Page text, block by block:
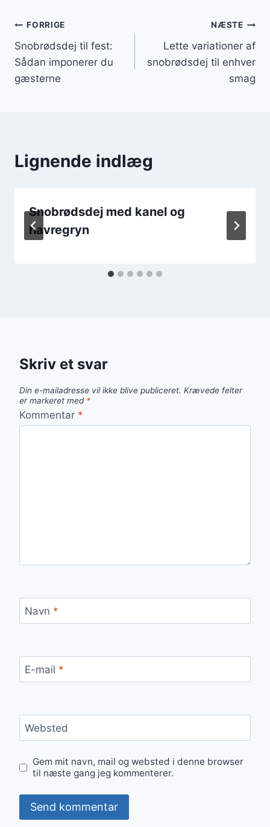
Indlægsnavigation
FORRIGE
Snobrødsdej til fest:
Sådan imponerer du
gæsterne
NÆSTE
Lette variationer af
snobrødsdej til enhver
smag
Lignende indlæg
Snobrødsdej med kanel og
havregryn
Skriv et svar
Din e-mailadresse vil ikke blive publiceret. Krævede felter
er markeret med *
Kommentar *
Navn *
E-mail *
Websted
Gem mit navn, mail og websted i denne browser
til næste gang jeg kommenterer.